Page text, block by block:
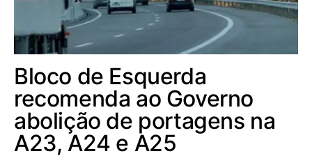
Bloco de Esquerda
recomenda ao Governo
abolição de portagens na
A23, A24 e A25